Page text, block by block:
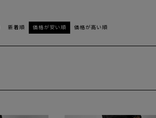
新着順 価格が安い順 価格が高い順